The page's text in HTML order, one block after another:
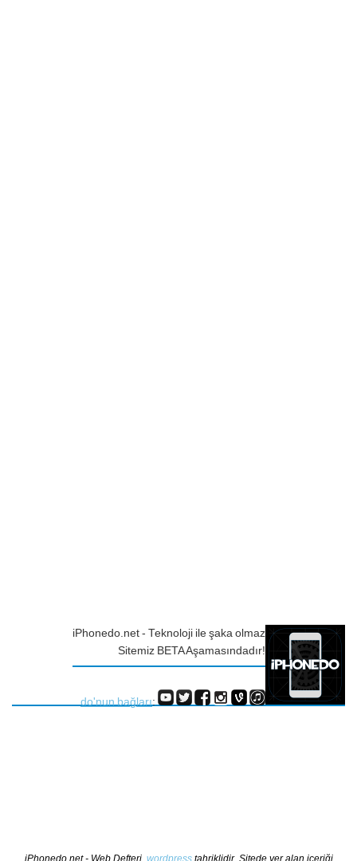
iPhonedo.net - Teknoloji ile şaka olmaz
Sitemiz BETA Aşamasındadır!
do'nun bağları:
iPhonedo.net - Web Defteri, wordpresstahriklidir. Sitede yer alan içeriği